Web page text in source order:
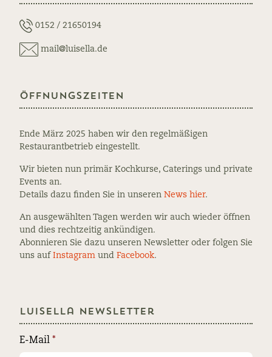
pomodoro
0152 / 21650194
mail@luisella.de
Öffnungszeiten
Ende März 2025 haben wir den regelmäßigen
Restaurantbetrieb eingestellt.
Wir bieten nun primär Kochkurse, Caterings und private
Events an.
Details dazu finden Sie in unseren News hier.
An ausgewählten Tagen werden wir auch wieder öffnen
und dies rechtzeitig ankündigen.
Abonnieren Sie dazu unseren Newsletter oder folgen Sie
uns auf Instagram und Facebook.
Luisella Newsletter
E-Mail *